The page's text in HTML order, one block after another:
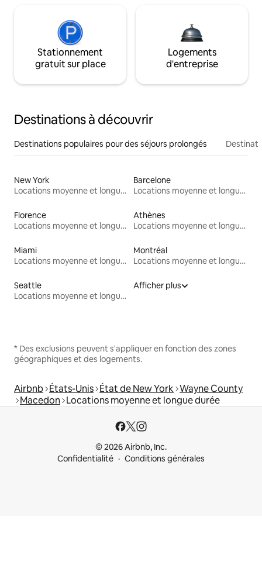
Stationnement
gratuit sur place
Logements
d'entreprise
Destinations à découvrir
Destinations populaires pour des séjours prolongés
New York
Locations moyenne et longue durée
Barcelone
Locations moyenne et longue durée
Florence
Locations moyenne et longue durée
Athènes
Locations moyenne et longue durée
Miami
Locations moyenne et longue durée
Montréal
Locations moyenne et longue durée
Seattle
Locations moyenne et longue durée
Afficher plus
* Des exclusions peuvent s'appliquer en fonction des zones
géographiques et des logements.
Airbnb États-Unis État de New York Wayne County
Macedon Locations moyenne et longue durée
© 2026 Airbnb, Inc.
Confidentialité
Conditions générales